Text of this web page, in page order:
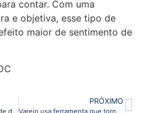
contar. Com uma
e objetiva, esse tipo de
maior de sentimento de
PRÓXIMO